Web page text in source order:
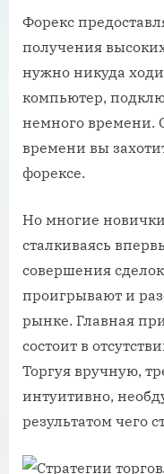
Форекс
получения
нужно никуда
компьютер,
немного времени.
времени вы
форексе.
Но многие
сталкиваясь
совершения
проигрывают и
рынке. Главная
состоит в
Торгуя вручную,
интуитивно,
результатом чего